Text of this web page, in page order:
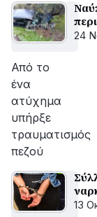
24
Από το
ένα
ατύχημα
υπήρξε
τραυματισμός
πεζού
13